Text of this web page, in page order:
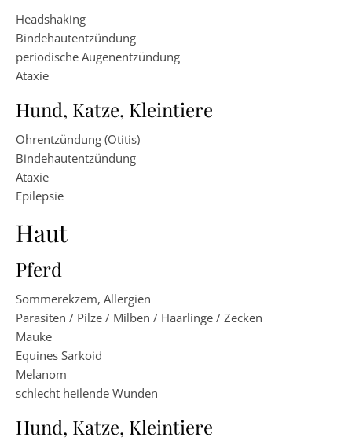
Headshaking
Bindehautentzündung
periodische Augenentzündung
Ataxie
Hund, Katze, Kleintiere
Ohrentzündung (Otitis)
Bindehautentzündung
Ataxie
Epilepsie
Haut
Pferd
Sommerekzem, Allergien
Parasiten / Pilze / Milben / Haarlinge / Zecken
Mauke
Equines Sarkoid
Melanom
schlecht heilende Wunden
Hund, Katze, Kleintiere